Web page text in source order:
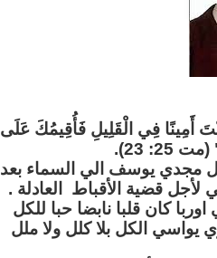
أَمِينًا فِي الْقَلِيلِ فَأُقِيمُكَ عَلَى
23).
مجدي يوسف الي السماء بعد
قضية الأقباط العادلة .
كان قلبا نابضا حبا للكل
يواسي الكل بلا كلل ولا ملل